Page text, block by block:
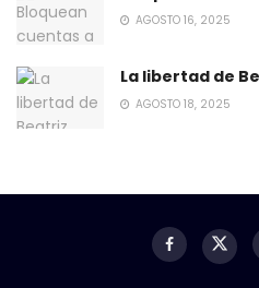
AGOSTO 16, 2025
La libertad de
AGOSTO 18, 2025